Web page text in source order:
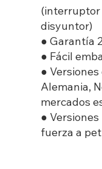
(interruptor
disyuntor)
● Garantía
● Fácil
●
Alemania,
mercados
●
fuerza a